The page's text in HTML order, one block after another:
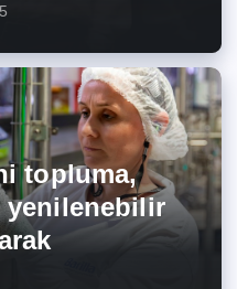
topluma,
yenilenebilir